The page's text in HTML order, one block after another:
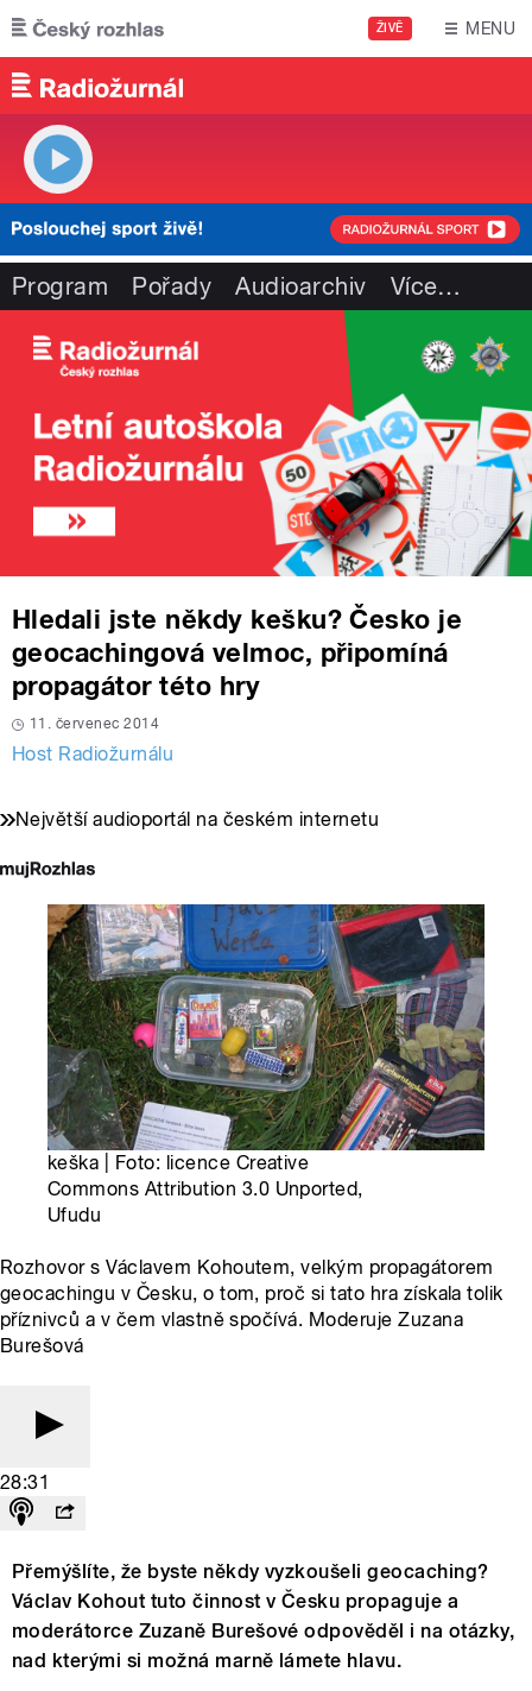
Přejít k hlavnímu obsahu
ŽIVĚ MENU
Program Pořady Audioarchiv Více…
Hledali jste někdy kešku? Česko je
geocachingová velmoc, připomíná
propagátor této hry
11. červenec 2014
Host Radiožurnálu
Největší audioportál na českém internetu
keška | Foto: licence Creative
Commons Attribution 3.0 Unported,
Ufudu
Rozhovor s Václavem Kohoutem, velkým propagátorem
geocachingu v Česku, o tom, proč si tato hra získala tolik
příznivců a v čem vlastně spočívá. Moderuje Zuzana
Burešová
28:31
Přemýšlíte, že byste někdy vyzkoušeli geocaching?
Václav Kohout tuto činnost v Česku propaguje a
moderátorce Zuzaně Burešové odpověděl i na otázky,
nad kterými si možná marně lámete hlavu.